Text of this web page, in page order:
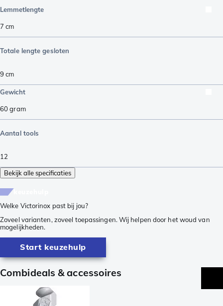
Lemmetlengte
7 cm
Totale lengte gesloten
9 cm
Gewicht
60gram
Aantal tools
12
Bekijk alle specificaties
Welke Victorinox past bij jou?
Zoveel varianten, zoveel toepassingen. Wij helpen door het woud van
mogelijkheden.
Start keuzehulp
Combideals & accessoires